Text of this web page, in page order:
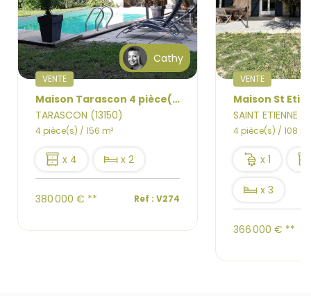
Cathy
VENTE
Maison Tarascon 4 pièce(s) 156 m2, piscine, hangar, terrain 2400 m2
TARASCON (13150)
4 pièce(s) / 156 m²
x 4 x 2
380 000 € ** Ref : V274
VENTE
SAINT ETIENNE
4 pièce(s) / 108 m²
x 1
x 3
366 000 € **